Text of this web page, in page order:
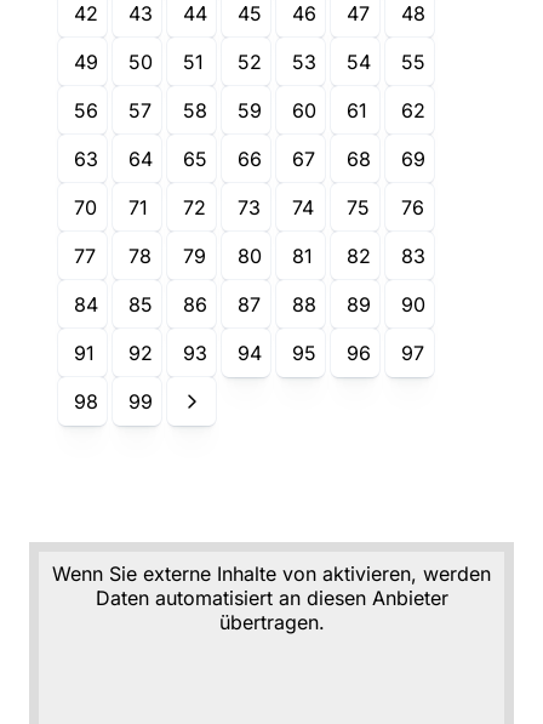
42
43 44 45 46 47
48
49
50 51 52 53 54
55
56
57 58 59 60 61
62
63
64 65 66 67 68
69
70
71 72 73 74 75
76
77
78 79 80 81 82
83
84
85 86 87 88 89
90
91
92 93 94 95 96
97
98
99
Wenn Sie externe Inhalte von aktivieren, werden
Daten automatisiert an diesen Anbieter
übertragen.